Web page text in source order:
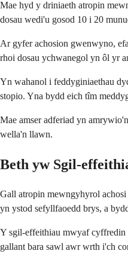
Mae hyd y driniaeth atropin
dosau wedi'u gosod 10 i 20
Ar gyfer achosion gwenwyno,
rhoi dosau ychwanegol yn ôl yr
Yn wahanol i feddyginiaethau
stopio. Yna bydd eich tîm
Mae amser adferiad yn
wella'n llawn.
Beth yw Sgil-
Gall atropin mewngyhyrol
yn ystod sefyllfaoedd brys, a
Y sgil-effeithiau mwyaf cyffredin
gallant bara sawl awr wrth i'ch